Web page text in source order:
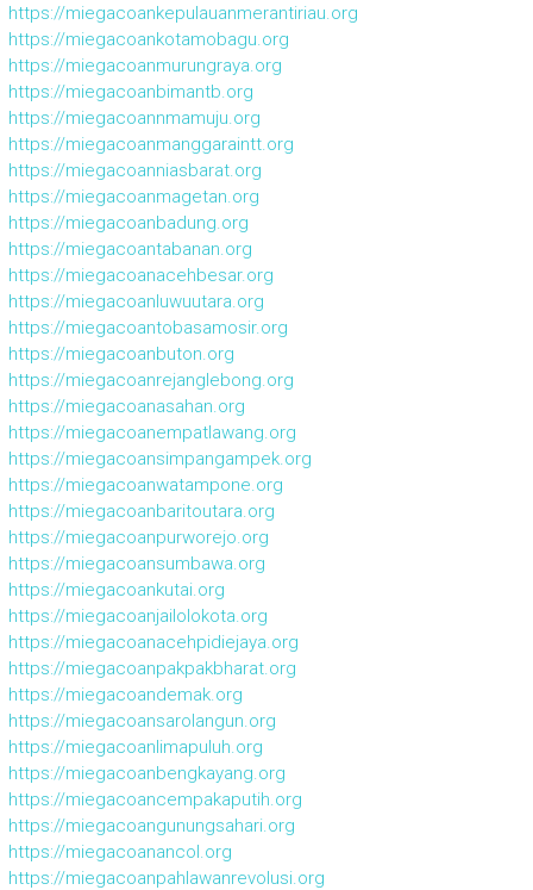
https://miegacoankepulauanmerantiriau.org
https://miegacoankotamobagu.org
https://miegacoanmurungraya.org
https://miegacoanbimantb.org
https://miegacoannmamuju.org
https://miegacoanmanggaraintt.org
https://miegacoanniasbarat.org
https://miegacoanmagetan.org
https://miegacoanbadung.org
https://miegacoantabanan.org
https://miegacoanacehbesar.org
https://miegacoanluwuutara.org
https://miegacoantobasamosir.org
https://miegacoanbuton.org
https://miegacoanrejanglebong.org
https://miegacoanasahan.org
https://miegacoanempatlawang.org
https://miegacoansimpangampek.org
https://miegacoanwatampone.org
https://miegacoanbaritoutara.org
https://miegacoanpurworejo.org
https://miegacoansumbawa.org
https://miegacoankutai.org
https://miegacoanjailolokota.org
https://miegacoanacehpidiejaya.org
https://miegacoanpakpakbharat.org
https://miegacoandemak.org
https://miegacoansarolangun.org
https://miegacoanlimapuluh.org
https://miegacoanbengkayang.org
https://miegacoancempakaputih.org
https://miegacoangunungsahari.org
https://miegacoanancol.org
https://miegacoanpahlawanrevolusi.org